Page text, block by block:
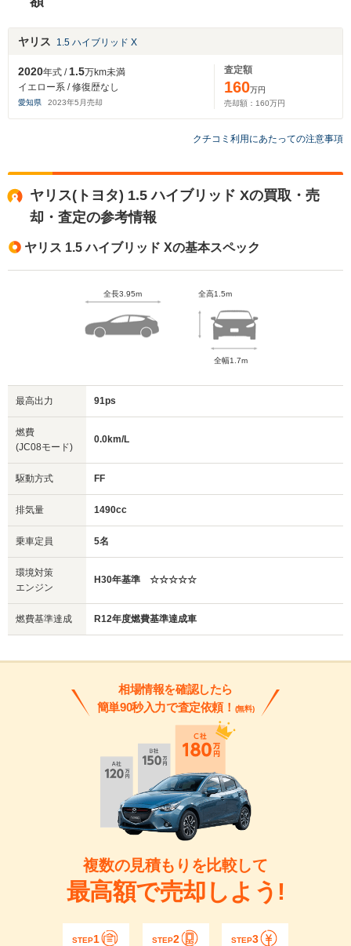
ヤリス 1.5 ハイブリッド X
2020年式 /1.5万km未満
イエロー系 / 修復歴なし
愛知県 2023年5 月売却
査定額
160万円
売却額： 160万円
クチコミ利用にあたっての注意事項
ヤリス(トヨタ) 1.5 ハイブリッド Xの買取・売
却・査定の参考情報
ヤリス 1.5 ハイブリッド Xの基本スペック
全長3.95m 全高1.5m
全幅1.7m
最高出力 91ps
燃費
(JC08モード)
0.0km/L
駆動方式 FF
排気量 1490cc
乗車定員 5名
環境対策
エンジン
H30年基準 ☆☆☆☆☆
燃費基準達成 R12年度燃費基準達成車
相場情報を確認したら
簡単90秒入力で査定依頼！ (無料)
複数の見積もりを比較して
最高額で売却しよう!
STEP1 STEP2 STEP3